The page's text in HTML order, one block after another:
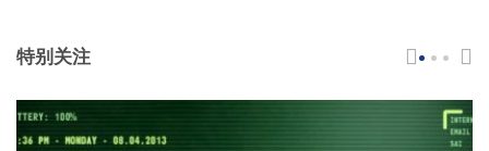
特别关注